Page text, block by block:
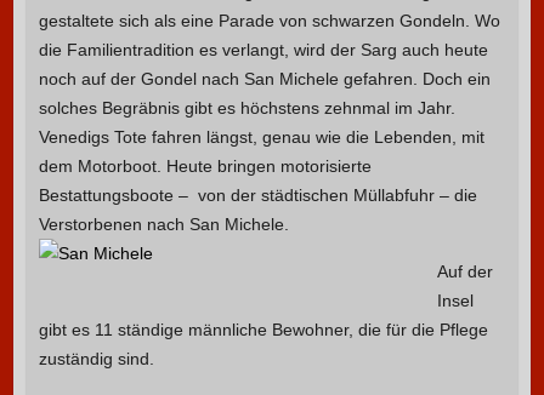
gestaltete sich als eine Parade von schwarzen Gondeln. Wo
die Familientradition es verlangt, wird der Sarg auch heute
noch auf der Gondel nach San Michele gefahren. Doch ein
solches Begräbnis gibt es höchstens zehnmal im Jahr.
Venedigs Tote fahren längst, genau wie die Lebenden, mit
dem Motorboot. Heute bringen motorisierte
Bestattungsboote – von der städtischen Müllabfuhr – die
Verstorbenen nach San Michele.
Auf der
Insel
gibt es 11 ständige männliche Bewohner, die für die Pflege
zuständig sind.